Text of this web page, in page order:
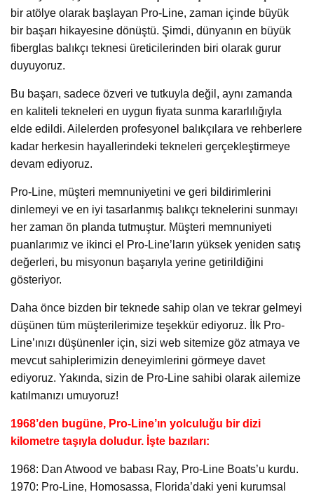
bir atölye olarak başlayan Pro-Line, zaman içinde büyük
bir başarı hikayesine dönüştü. Şimdi, dünyanın en büyük
fiberglas balıkçı teknesi üreticilerinden biri olarak gurur
duyuyoruz.
Bu başarı, sadece özveri ve tutkuyla değil, aynı zamanda
en kaliteli tekneleri en uygun fiyata sunma kararlılığıyla
elde edildi. Ailelerden profesyonel balıkçılara ve rehberlere
kadar herkesin hayallerindeki tekneleri gerçekleştirmeye
devam ediyoruz.
Pro-Line, müşteri memnuniyetini ve geri bildirimlerini
dinlemeyi ve en iyi tasarlanmış balıkçı teknelerini sunmayı
her zaman ön planda tutmuştur. Müşteri memnuniyeti
puanlarımız ve ikinci el Pro-Line’ların yüksek yeniden satış
değerleri, bu misyonun başarıyla yerine getirildiğini
gösteriyor.
Daha önce bizden bir teknede sahip olan ve tekrar gelmeyi
düşünen tüm müşterilerimize teşekkür ediyoruz. İlk Pro-
Line’ınızı düşünenler için, sizi web sitemize göz atmaya ve
mevcut sahiplerimizin deneyimlerini görmeye davet
ediyoruz. Yakında, sizin de Pro-Line sahibi olarak ailemize
katılmanızı umuyoruz!
1968’den bugüne, Pro-Line’ın yolculuğu bir dizi
kilometre taşıyla doludur. İşte bazıları:
1968: Dan Atwood ve babası Ray, Pro-Line Boats’u kurdu.
1970: Pro-Line, Homosassa, Florida’daki yeni kurumsal